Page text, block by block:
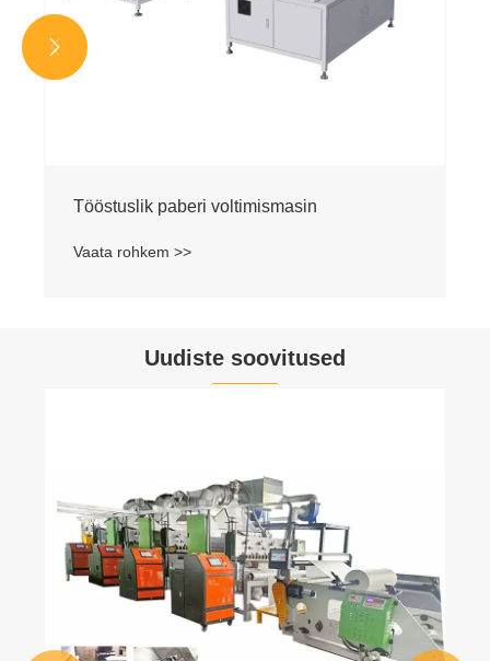
Tööstuslik paberi voltimismasin
Vaata rohkem >>


Uudiste soovitused